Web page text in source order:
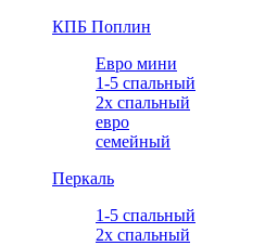
КПБ Поплин
Евро мини
1-5 спальный
2х спальный
евро
семейный
Перкаль
1-5 спальный
2х спальный